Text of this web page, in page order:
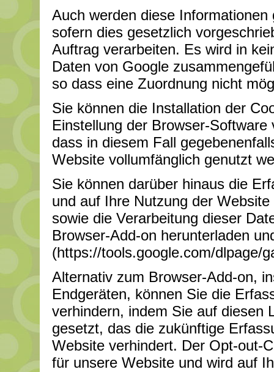
Auch werden diese
sofern dies gesetzlich
Auftrag verarbeiten. Es wird in
Daten von Google
so dass eine Zuordnung nicht
Sie können die Installation der
Einstellung der Browser-
dass in diesem Fall
Website vollumfänglich genutzt
Sie können darüber hinaus die
und auf Ihre Nutzung der
sowie die Verarbeitung dieser
Browser-Add-on herunterladen
(https://tools.google.com/dlpage/
Alternativ zum Browser-Add-on,
Endgeräten, können Sie die
verhindern, indem Sie auf diesen
gesetzt, das die zukünftige
Website verhindert. Der Opt-out-
für unsere Website und wird auf